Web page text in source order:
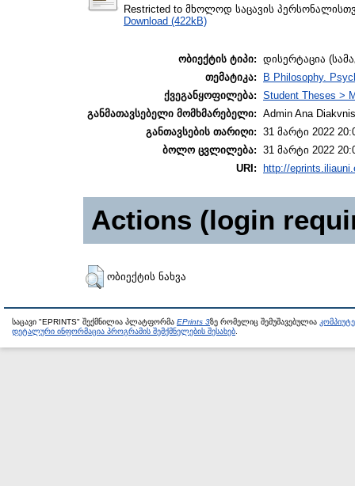
Restricted to მხოლოდ საცავის
Download (422kB)
ობიექტის ტიპი: დისერტაცია
თემატიკა:
B Philosophy.
ქვეგანყოფილება: Student Theses >
განმათავსებელი მომხმარებელი: Admin Ana
განთავსების თარიღი: 31 მარტი 2022
ბოლო ცვლილება: 31 მარტი 2022
URI:
http://
Actions (login
ობიექტის ნახვა
საცავი "EPRINTS" შექმნილია პლატფორმა EPrints 3ზე რომელიც შემუშავებულია
დეტალური ინფორმაცია პროგრამის შემქმნელების შესახებ.